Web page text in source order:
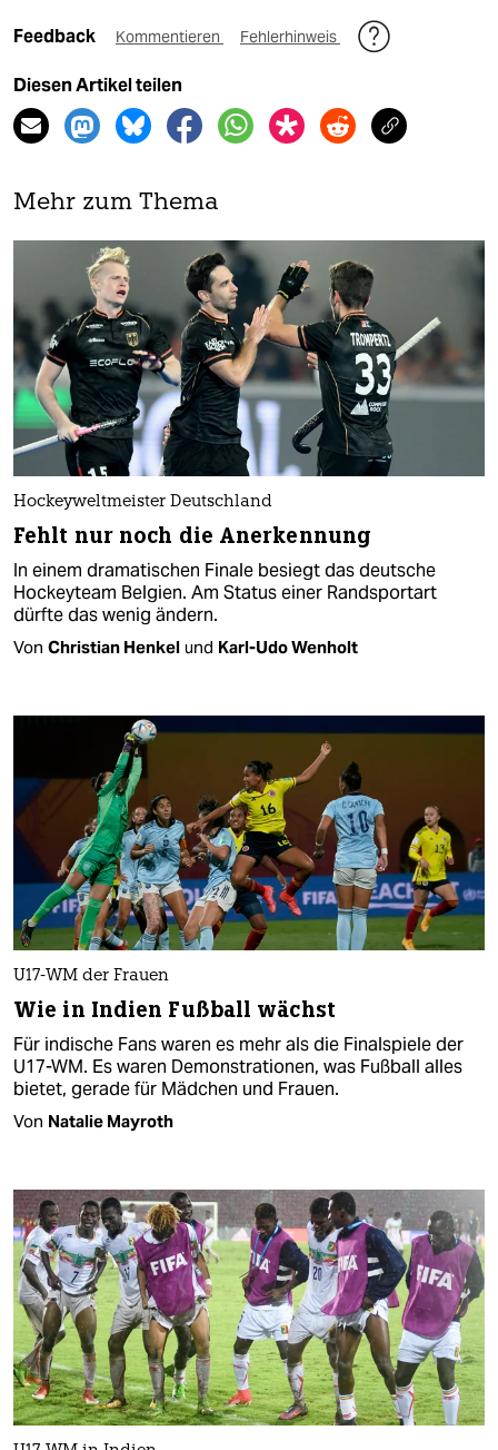
Feedback Kommentieren Fehlerhinweis
Diesen Artikel teilen
Mehr zum Thema
Hockeyweltmeister Deutschland
Fehlt nur noch die Anerkennung
In einem dramatischen Finale besiegt das deutsche
Hockeyteam Belgien. Am Status einer Randsportart
dürfte das wenig ändern.
Von Christian Henkel und Karl-Udo Wenholt
U17-WM der Frauen
Wie in Indien Fußball wächst
Für indische Fans waren es mehr als die Finalspiele der
U17-WM. Es waren Demonstrationen, was Fußball alles
bietet, gerade für Mädchen und Frauen.
Von Natalie Mayroth